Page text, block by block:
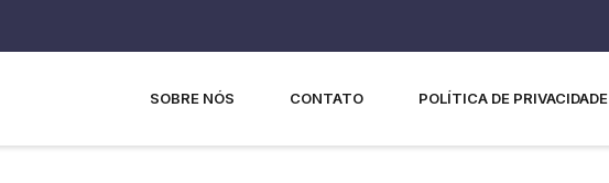
SOBRE NÓS CONTATO POLÍTICA DE PRIVACIDADE